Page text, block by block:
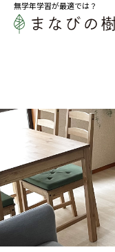
無学年学習が最適では？